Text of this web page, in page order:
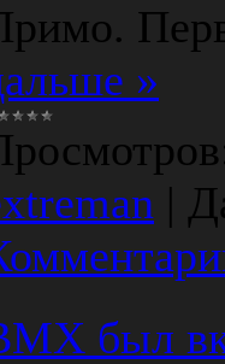
»
|
был